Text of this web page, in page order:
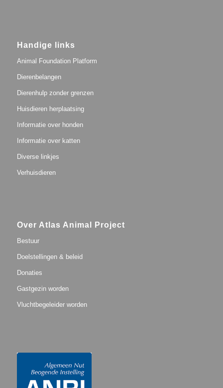
Handige links
Animal Foundation Platform
Dierenbelangen
Dierenhulp zonder grenzen
Huisdieren herplaatsing
Informatie over honden
Informatie over katten
Diverse linkjes
Verhuisdieren
Over Atlas Animal Project
Bestuur
Doelstellingen & beleid
Donaties
Gastgezin worden
Vluchtbegeleider worden